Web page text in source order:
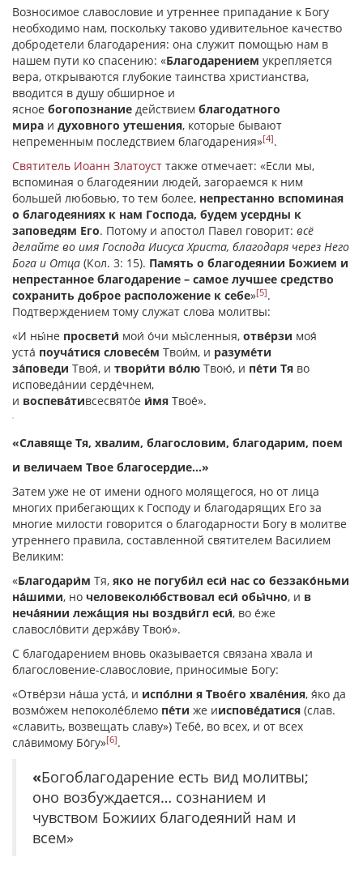
Возносимое славословие и утреннее припадание к Богу
необходимо нам, поскольку таково удивительное качество
добродетели благодарения: она служит помощью нам в
нашем пути ко спасению: «Благодарением укрепляется
вера, открываются глубокие таинства христианства,
вводится в душу обширное и
ясное богопознание действием благодатного
мира и духовного утешения, которые бывают
непременным последствием благодарения»[4].
Святитель Иоанн Златоуст также отмечает: «Если мы,
вспоминая о благодеянии людей, загораемся к ним
большей любовью, то тем более, непрестанно вспоминая
о благодеяниях к нам Господа, будем усердны к
заповедям Его. Потому и апостол Павел говорит: всё
делайте во имя Господа Иисуса Христа, благодаря через Него
Бога и Отца (Кол. 3: 15). Память о благодеянии Божием и
непрестанное благодарение – самое лучшее средство
сохранить доброе расположение к себе»[5].
Подтверждением тому служат слова молитвы:
«И ны́не просвети́ мои́ о́чи мы́сленныя, отве́рзи моя́
уста́ поуча́тися словесе́м Твои́м, и разуме́ти
за́поведи Твоя́, и твори́ти во́лю Твою́, и пе́ти Тя во
исповеда́нии серде́чнем,
и воспева́тивсесвято́е и́мя Твое́».
«Славяще Тя, хвалим, благословим, благодарим, поем
и величаем Твое благосердие…»
Затем уже не от имени одного молящегося, но от лица
многих прибегающих к Господу и благодарящих Его за
многие милости говорится о благодарности Богу в молитве
утреннего правила, составленной святителем Василием
Великим:
«Благодари́м Тя, якo не погуби́л еси́ нас со беззако́ньми
на́шими, но человеколю́бствовал еси́ обы́чно, и в
неча́янии лежа́щия ны воздви́гл еси́, во е́же
славосло́вити держа́ву Твою́».
С благодарением вновь оказывается связана хвала и
благословение-славословие, приносимые Богу:
«Отве́рзи на́ша уста́, и испо́лни я Твое́го хвале́ния, я́ко да
возмо́жем непоколе́блемо пе́ти же ииспове́датися (слав.
«славить, возвещать славу») Тебе́, во всех, и от всех
сла́вимому Бо́гу»[6].
«Богоблагодарение есть вид молитвы;
оно возбуждается… сознанием и
чувством Божиих благодеяний нам и
всем»